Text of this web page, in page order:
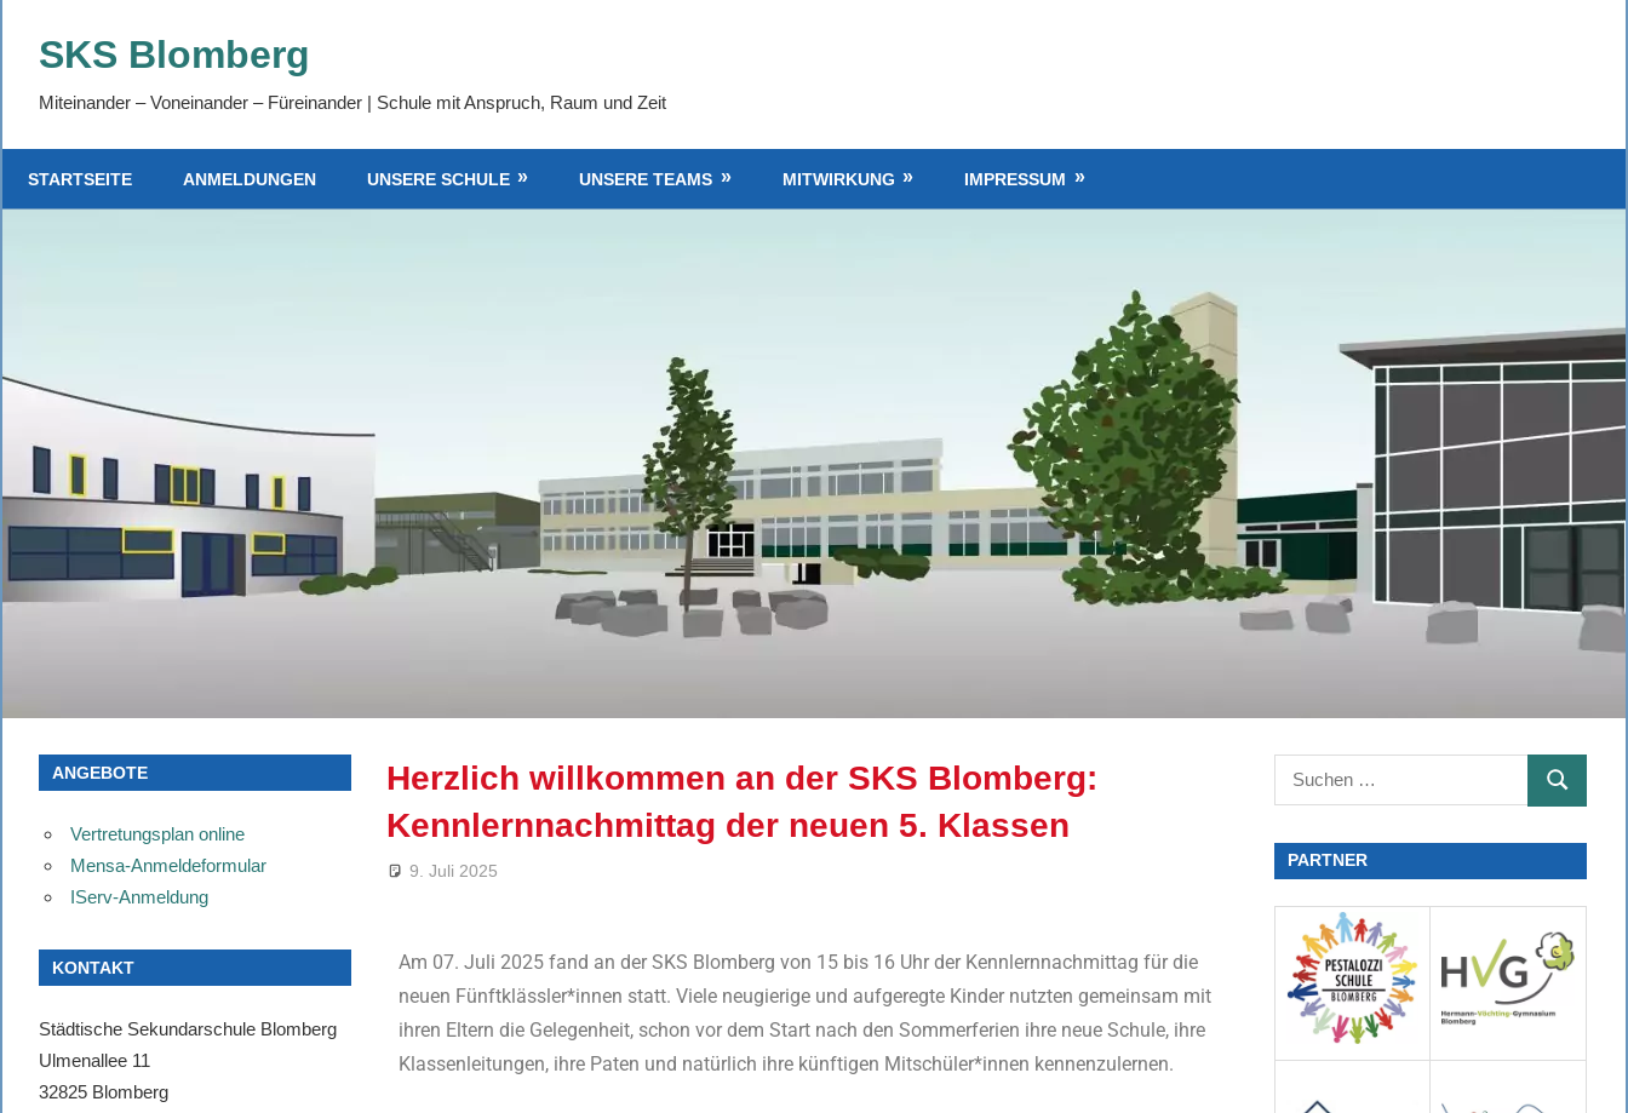
SKS Blomberg
Miteinander – Voneinander – Füreinander | Schule mit Anspruch, Raum und Zeit
STARTSEITE ANMELDUNGEN UNSERE SCHULE UNSERE TEAMS MITWIRKUNG IMPRESSUM
Herzlich willkommen an der SKS Blomberg:
Kennlernnachmittag der neuen 5. Klassen
9. Juli 2025
Am 07. Juli 2025 fand an der SKS Blomberg von 15 bis 16 Uhr der Kennlernnachmittag für die
neuen Fünftklässler*innen statt. Viele neugierige und aufgeregte Kinder nutzten gemeinsam mit
ihren Eltern die Gelegenheit, schon vor dem Start nach den Sommerferien ihre neue Schule, ihre
Klassenleitungen, ihre Paten und natürlich ihre künftigen Mitschüler*innen kennenzulernen.
ANGEBOTE
Vertretungsplan online
Mensa-Anmeldeformular
IServ-Anmeldung
KONTAKT
Städtische Sekundarschule Blomberg
Ulmenallee 11
32825 Blomberg
PARTNER